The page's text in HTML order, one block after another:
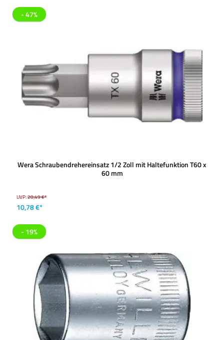
- 47%
Wera Schraubendrehereinsatz 1/2 Zoll mit Haltefunktion T60 x
60 mm
UVP:20,49 €*
10,78 €*
- 19%